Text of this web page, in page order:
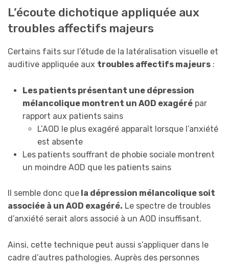
L’écoute dichotique appliquée aux
troubles affectifs majeurs
Certains faits sur l’étude de la latéralisation visuelle et
auditive appliquée aux troubles affectifs majeurs :
Les patients présentant une dépression
mélancolique montrent un AOD exagérépar
rapport aux patients sains
L’AOD le plus exagéré apparaît lorsque l’anxiété
est absente
Les patients souffrant de phobie sociale montrent
un moindre AOD que les patients sains
Il semble donc que la dépression mélancolique soit
associée à un AOD exagéré. Le spectre de troubles
d’anxiété serait alors associé à un AOD insuffisant.
Ainsi, cette technique peut aussi s’appliquer dans le
cadre d’autres pathologies. Auprès des personnes